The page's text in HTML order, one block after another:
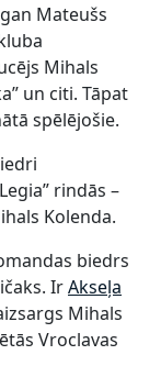
Mateušs
Mihals
un citi. Tāpat
spēlējošie.
rindās –
Kolenda.
biedrs
IrAkseļa
Mihals
Vroclavas